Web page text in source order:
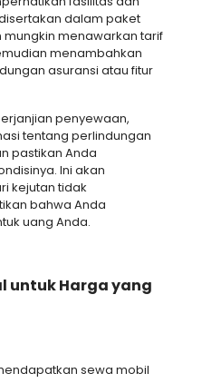
dalam paket
menawarkan tarif
menambahkan
asuransi atau fitur
penyewaan,
tentang perlindungan
pastikan Anda
Ini akan
kejutan tidak
bahwa Anda
uang Anda.
untuk Harga yang
sewa mobil